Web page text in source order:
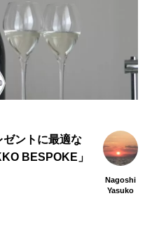
ゼントに最適な
BESPOKE」
Nagoshi
Yasuko